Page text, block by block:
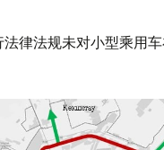
律法规未对小型乘用